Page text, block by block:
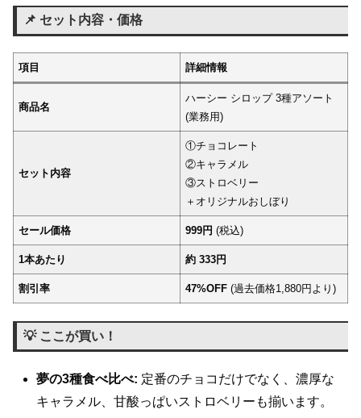
📌 セット内容・価格
項目 詳細情報
商品名
ハーシー シロップ 3種アソート
(業務用)
セット内容
①チョコレート
②キャラメル
③ストロベリー
＋オリジナルおしぼり
セール価格 999円 (税込)
1本あたり 約 333円
割引率 47%OFF (過去価格1,880円より)
💡 ここが買い！
夢の3種食べ比べ: 定番のチョコだけでなく、濃厚な
キャラメル、甘酸っぱいストロベリーも揃います。